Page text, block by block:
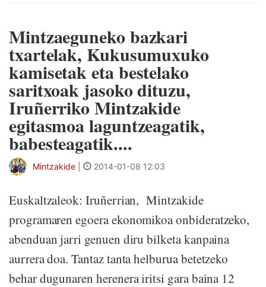
Mintzaeguneko bazkari
txartelak, Kukusumuxuko
kamisetak eta bestelako
saritxoak jasoko dituzu,
Iruñerriko Mintzakide
egitasmoa laguntzeagatik,
babesteagatik....
Mintzakide 2014-01-08 12:03
Euskaltzaleok: Iruñerrian, Mintzakide
programaren egoera ekonomikoa onbideratzeko,
abenduan jarri genuen diru bilketa kanpaina
aurrera doa. Tantaz tanta helburua betetzeko
behar dugunaren herenera iritsi gara baina 12